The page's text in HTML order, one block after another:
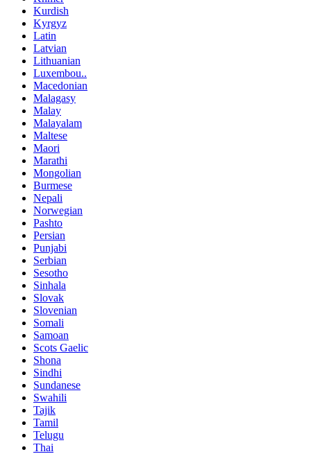
Kurdish
Kyrgyz
Latin
Latvian
Lithuanian
Luxembou..
Macedonian
Malagasy
Malay
Malayalam
Maltese
Maori
Marathi
Mongolian
Burmese
Nepali
Norwegian
Pashto
Persian
Punjabi
Serbian
Sesotho
Sinhala
Slovak
Slovenian
Somali
Samoan
Scots Gaelic
Shona
Sindhi
Sundanese
Swahili
Tajik
Tamil
Telugu
Thai